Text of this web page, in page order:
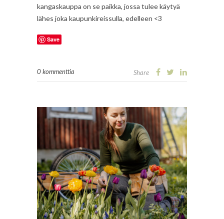
kangaskauppa on se paikka, jossa tulee käytyä
lähes joka kaupunkireissulla, edelleen <3
Save
0 kommenttia Share